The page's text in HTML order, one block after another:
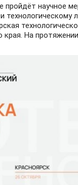
пройдёт научное
На